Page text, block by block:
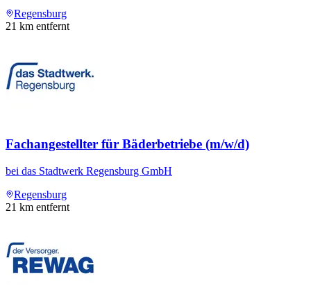
Regensburg
21 km entfernt
Fachangestellter für Bäderbetriebe (m/w/d)
bei das Stadtwerk Regensburg GmbH
Regensburg
21 km entfernt